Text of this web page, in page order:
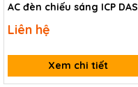
AC đèn chiếu sáng ICP DAS
Liên hệ
Xem chi tiết